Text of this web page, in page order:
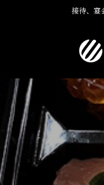
移
動
接待、宴